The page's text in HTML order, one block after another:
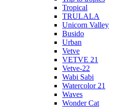
Tropical
TRULALA
Unicorn Valley
Busido
Urban
Vetve
VETVE 21
Vetve-22
Wabi Sabi
Watercolor 21
Waves
Wonder Cat